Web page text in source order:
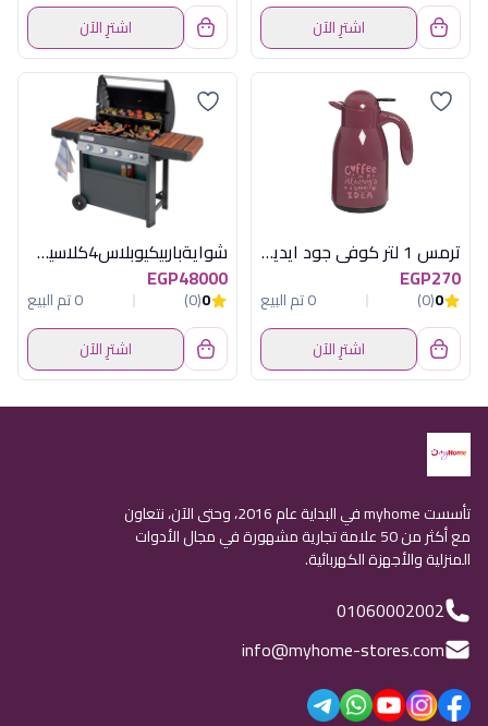
اشترِ الآن
اشترِ الآن
ترمس 1 لتر كوفى جود ايديا نبيتى هيريفين
EGP270
0
(0)
0 تم البيع
اشترِ الآن
شوايةباربيكيوبلاس4كلاسيك3500سم مربعةكامب
EGP48000
0
(0)
0 تم البيع
اشترِ الآن
تأسست myhome في البداية عام 2016، وحتى الآن، نتعاون
مع أكثر من 50 علامة تجارية مشهورة في مجال الأدوات
المنزلية والأجهزة الكهربائية.
01060002002
info@myhome-stores.com